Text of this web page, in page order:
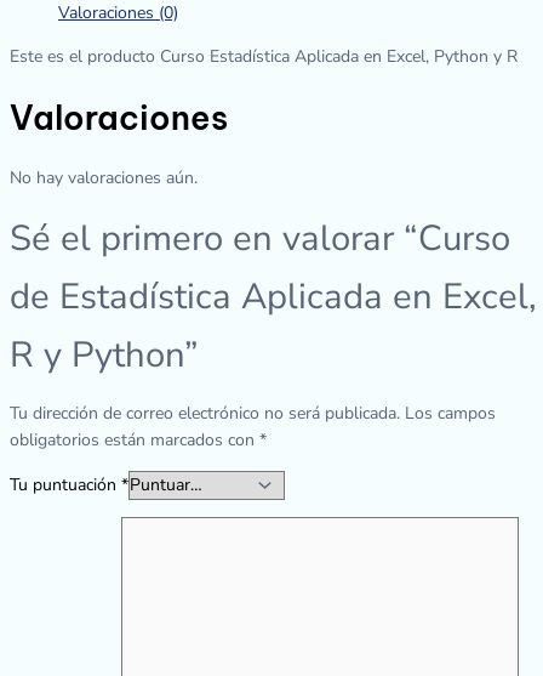
Valoraciones (0)
Este es el producto Curso Estadística Aplicada en Excel, Python y R
Valoraciones
No hay valoraciones aún.
Sé el primero en valorar “Curso
de Estadística Aplicada en Excel,
R y Python”
Tu dirección de correo electrónico no será publicada. Los campos
obligatorios están marcados con *
Tu puntuación *